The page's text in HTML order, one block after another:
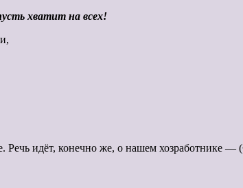
хватит на всех!
Речь идёт, конечно же, о нашем хозработнике